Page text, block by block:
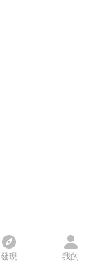
發現 我的